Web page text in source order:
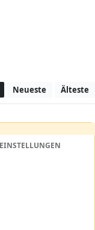
Neueste Älteste
EINSTELLUNGEN